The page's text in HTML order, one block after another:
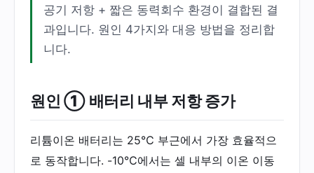
공기 저항 + 짧은 동력회수 환경이 결합된 결
과입니다. 원인 4가지와 대응 방법을 정리합
니다.
원인 ① 배터리 내부 저항 증가
리튬이온 배터리는 25℃ 부근에서 가장 효율적으
로 동작합니다. -10℃에서는 셀 내부의 이온 이동